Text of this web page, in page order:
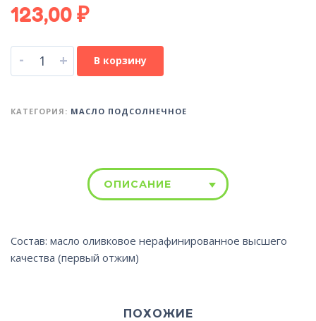
123,00₽
- + В корзину
КАТЕГОРИЯ: МАСЛО ПОДСОЛНЕЧНОЕ
ОПИСАНИЕ
Состав: масло оливковое нерафинированное высшего
качества (первый отжим)
ПОХОЖИЕ